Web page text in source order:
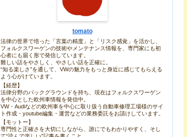
tomato
法律の世界で培った「言葉の精度」と「リスク感覚」を活かし、
フォルクスワーゲンの技術やメンテナンス情報を、専門家にも初
心者にも届く形で発信しています。
難しい話をやさしく、やさしい話を正確に。
“知る楽しさ”を通して、VWの魅力をもっと身近に感じてもらえる
よう心がけています。
【経歴】
法律分野のバックグラウンドを持ち、現在はフォルクスワーゲン
を中心とした欧州車情報を発信中。
VW・Audiなどの欧州車を中心に取り扱う自動車修理工場様のサイ
ト作成・youtube編集・運営などの業務委託をお請けしています。
【モットー】
専門性と正確さを大切にしながら、誰にでもわかりやすく、そし